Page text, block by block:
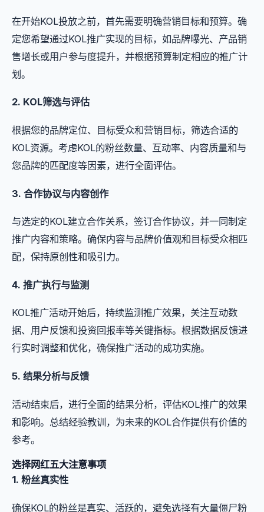
在开始KOL投放之前，首先需要明确营销目标和预算。确
定您希望通过KOL推广实现的目标，如品牌曝光、产品销
售增长或用户参与度提升，并根据预算制定相应的推广计
划。
2. KOL筛选与评估
根据您的品牌定位、目标受众和营销目标，筛选合适的
KOL资源。考虑KOL的粉丝数量、互动率、内容质量和与
您品牌的匹配度等因素，进行全面评估。
3. 合作协议与内容创作
与选定的KOL建立合作关系，签订合作协议，并一同制定
推广内容和策略。确保内容与品牌价值观和目标受众相匹
配，保持原创性和吸引力。
4. 推广执行与监测
KOL推广活动开始后，持续监测推广效果，关注互动数
据、用户反馈和投资回报率等关键指标。根据数据反馈进
行实时调整和优化，确保推广活动的成功实施。
5. 结果分析与反馈
活动结束后，进行全面的结果分析，评估KOL推广的效果
和影响。总结经验教训，为未来的KOL合作提供有价值的
参考。
选择网红五大注意事项
1. 粉丝真实性
确保KOL的粉丝是真实、活跃的，避免选择有大量僵尸粉